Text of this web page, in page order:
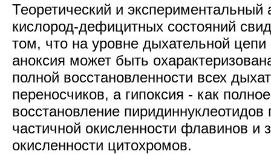
Теоретический и экспериментальный
кислород-дефицитных состояний
том, что на уровне дыхательной
аноксия может быть
полной восстановленности всех
переносчиков, а гипоксия - как полное
восстановление пиридиннуклеотидов
частичной окисленности флавинов и
окисленности цитохромов.